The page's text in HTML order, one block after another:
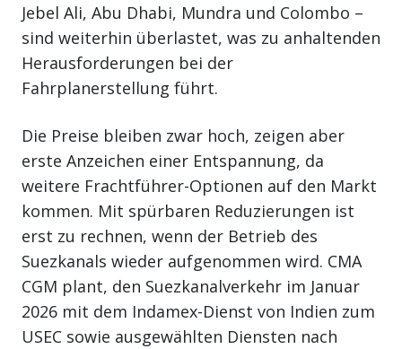
Jebel Ali, Abu Dhabi, Mundra und Colombo –
sind weiterhin überlastet, was zu anhaltenden
Herausforderungen bei der
Fahrplanerstellung führt.
Die Preise bleiben zwar hoch, zeigen aber
erste Anzeichen einer Entspannung, da
weitere Frachtführer-Optionen auf den Markt
kommen. Mit spürbaren Reduzierungen ist
erst zu rechnen, wenn der Betrieb des
Suezkanals wieder aufgenommen wird. CMA
CGM plant, den Suezkanalverkehr im Januar
2026 mit dem Indamex-Dienst von Indien zum
USEC sowie ausgewählten Diensten nach